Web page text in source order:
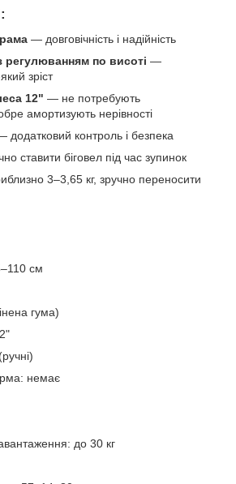
— довговічність і надійність
регулюванням по висоті —
зріст
12" — не потребують
амортизують нерівності
додатковий контроль і безпека
ставити біговел під час зупинок
3–3,65 кг, зручно переносити
см
гума)
немає
до 30 кг